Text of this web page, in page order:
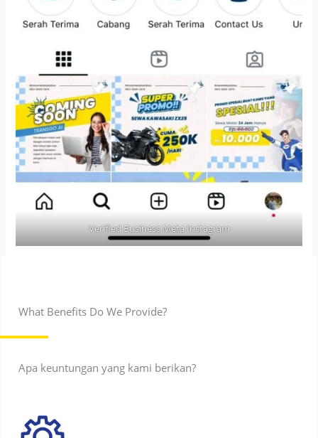
Verified Business Meta Instagram
What Benefits Do We Provide?
Apa keuntungan yang kami berikan?